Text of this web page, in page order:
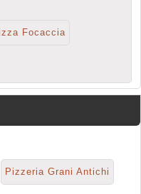
Focaccia
Pizzeria Grani Antichi